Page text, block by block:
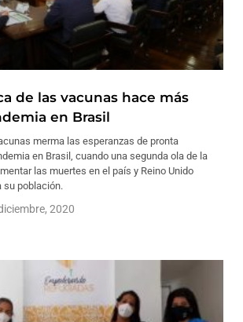
de las vacunas hace más
en Brasil
merma las esperanzas de pronta
en Brasil, cuando una segunda ola de la
las muertes en el país y Reino Unido
su población.
2020